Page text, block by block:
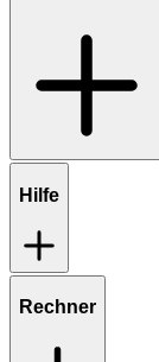
Hilfe
Rechner